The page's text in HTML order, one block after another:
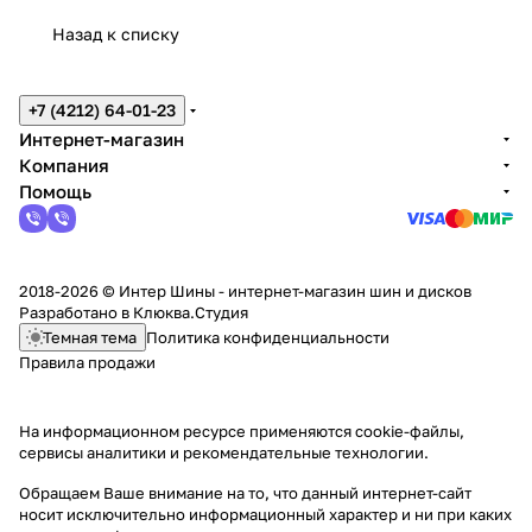
Назад к списку
+7 (4212) 64-01-23
Интернет-магазин
Компания
Помощь
2018-2026 © Интер Шины - интернет-магазин шин и дисков
Разработано в Клюква.Студия
Темная тема Политика конфиденциальности
Правила продажи
На информационном ресурсе применяютсяcookie-файлы,
сервисы аналитики и рекомендательные технологии.
Обращаем Ваше внимание на то, что данный интернет-сайт
носит исключительно информационный характер и ни при каких